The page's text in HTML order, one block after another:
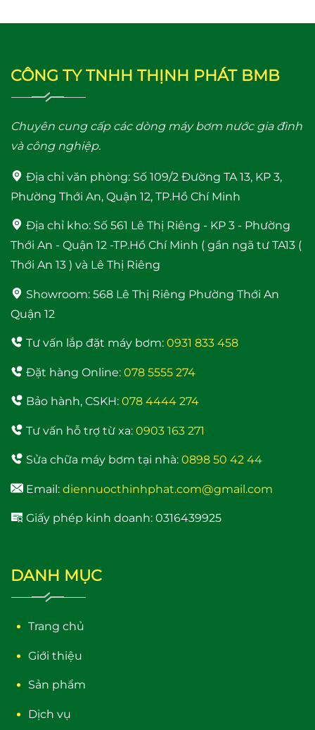
Rơ le điện tử Adelino
PS-01B Rơ le thông
Máy Năng Lượng Mặt
Máy bơm nước trợ lực
đẩy cao Samico 200w
tốt nhất hiện nay
CÔNG TY TNHH THỊNH PHÁT BMB
Chuyên cung cấp các dòng máy bơm nước gia đình
và công nghiệp.
Địa chỉ văn phòng: Số 109/2 Đường TA 13, KP 3,
Phường Thới An, Quận 12, TP.Hồ Chí Minh
Địa chỉ kho: Số 561 Lê Thị Riêng - KP 3 - Phường
Thới An - Quận 12 -TP.Hồ Chí Minh ( gần ngã tư TA13 (
Thới An 13 ) và Lê Thị Riêng
Showroom: 568 Lê Thị Riêng Phường Thới An
Quận 12
Tư vấn lắp đặt máy bơm: 0931 833 458
Đặt hàng Online: 078 5555 274
Bảo hành, CSKH: 078 4444 274
Tư vấn hỗ trợ từ xa: 0903 163 271
Sửa chữa máy bơm tại nhà: 0898 50 42 44
Email: diennuocthinhphat.com@gmail.com
Giấy phép kinh doanh: 0316439925
DANH MỤC
Trang chủ
Giới thiệu
Sản phẩm
Dịch vụ